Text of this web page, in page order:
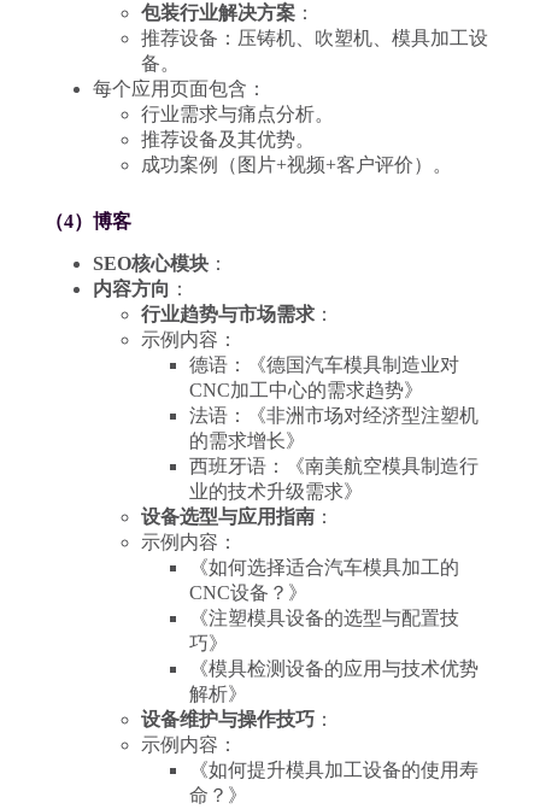
包装行业解决方案：
推荐设备：压铸机、吹塑机、模具加工设
备。
每个应用页面包含：
行业需求与痛点分析。
推荐设备及其优势。
成功案例（图片+视频+客户评价）。
（4）博客
SEO核心模块：
内容方向 ：
行业趋势与市场需求：
示例内容：
德语：《德国汽车模具制造业对
CNC加工中心的需求趋势》
法语：《非洲市场对经济型注塑机
的需求增长》
西班牙语：《南美航空模具制造行
业的技术升级需求》
设备选型与应用指南：
示例内容：
《如何选择适合汽车模具加工的
CNC设备？》
《注塑模具设备的选型与配置技
巧》
《模具检测设备的应用与技术优势
解析》
设备维护与操作技巧：
示例内容：
《如何提升模具加工设备的使用寿
命？》